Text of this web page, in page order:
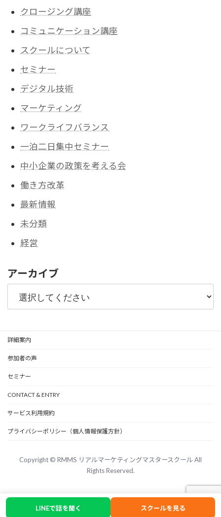
クロージング講座
コミュニケーション講座
スクールについて
セミナー
デジタル技術
マーケティング
ワークライフバランス
一泊二日集中セミナー
中小企業の政策を考える会
働き方改革
最新情報
未分類
経営
アーカイブ
詳細案内
参加者の声
セミナー
CONTACT & ENTRY
サービス利用規約
プライバシーポリシー（個人情報保護方針）
Copyright © RMMS リアルマーケティングマスタースクール All
Rights Reserved.
LINEで話を聞く スクールを見る